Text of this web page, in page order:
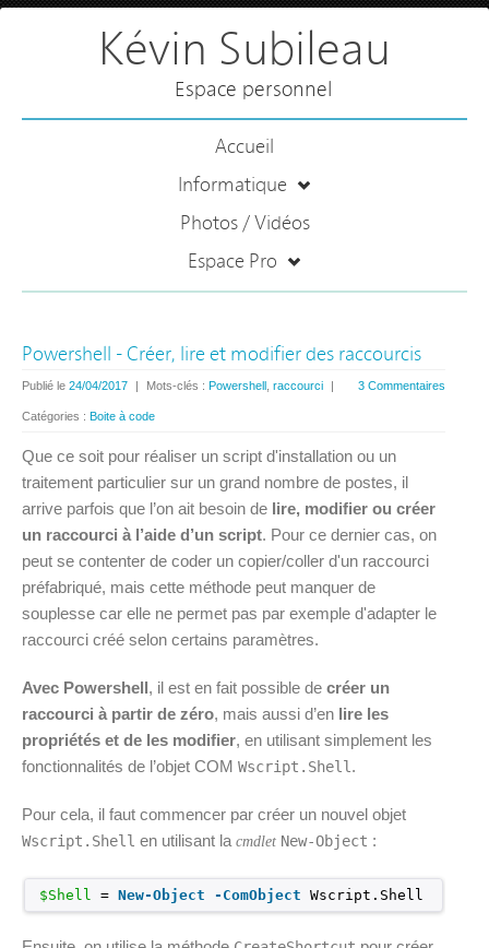
Kévin Subileau
Espace personnel
Accueil
Informatique
Photos / Vidéos
Espace Pro
Powershell - Créer, lire et modifier des raccourcis
3 Commentaires
Publié le 24/04/2017 | Mots-clés : Powershell raccourci |
Catégories : Boite à code
Que ce soit pour réaliser un script d'installation ou un
traitement particulier sur un grand nombre de postes, il
arrive parfois que l’on ait besoin de lire, modifier ou créer
un raccourci à l’aide d’un script. Pour ce dernier cas, on
peut se contenter de coder un copier/coller d'un raccourci
préfabriqué, mais cette méthode peut manquer de
souplesse car elle ne permet pas par exemple d'adapter le
raccourci créé selon certains paramètres.
Avec Powershell, il est en fait possible de créer un
raccourci à partir de zéro, mais aussi d’en lire les
propriétés et de les modifier, en utilisant simplement les
fonctionnalités de l’objet COM Wscript.Shell .
Pour cela, il faut commencer par créer un nouvel objet
Wscript.Shell en utilisant la cmdlet New-Object :
$Shell = New-Object -ComObject Wscript.Shell